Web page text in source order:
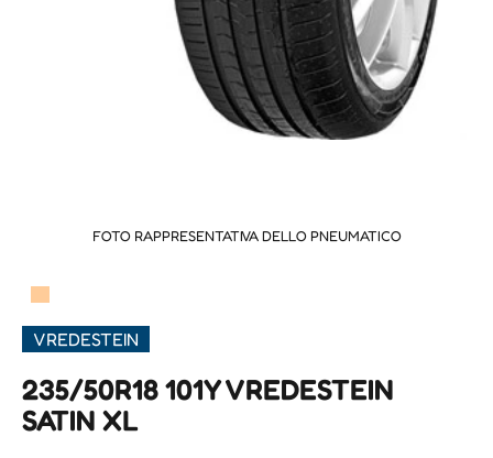
FOTO RAPPRESENTATIVA DELLO PNEUMATICO
▀
VREDESTEIN
235/50R18 101Y VREDESTEIN
SATIN XL